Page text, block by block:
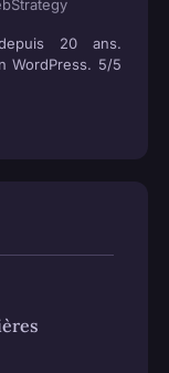
20 ans.
WordPress. 5/5